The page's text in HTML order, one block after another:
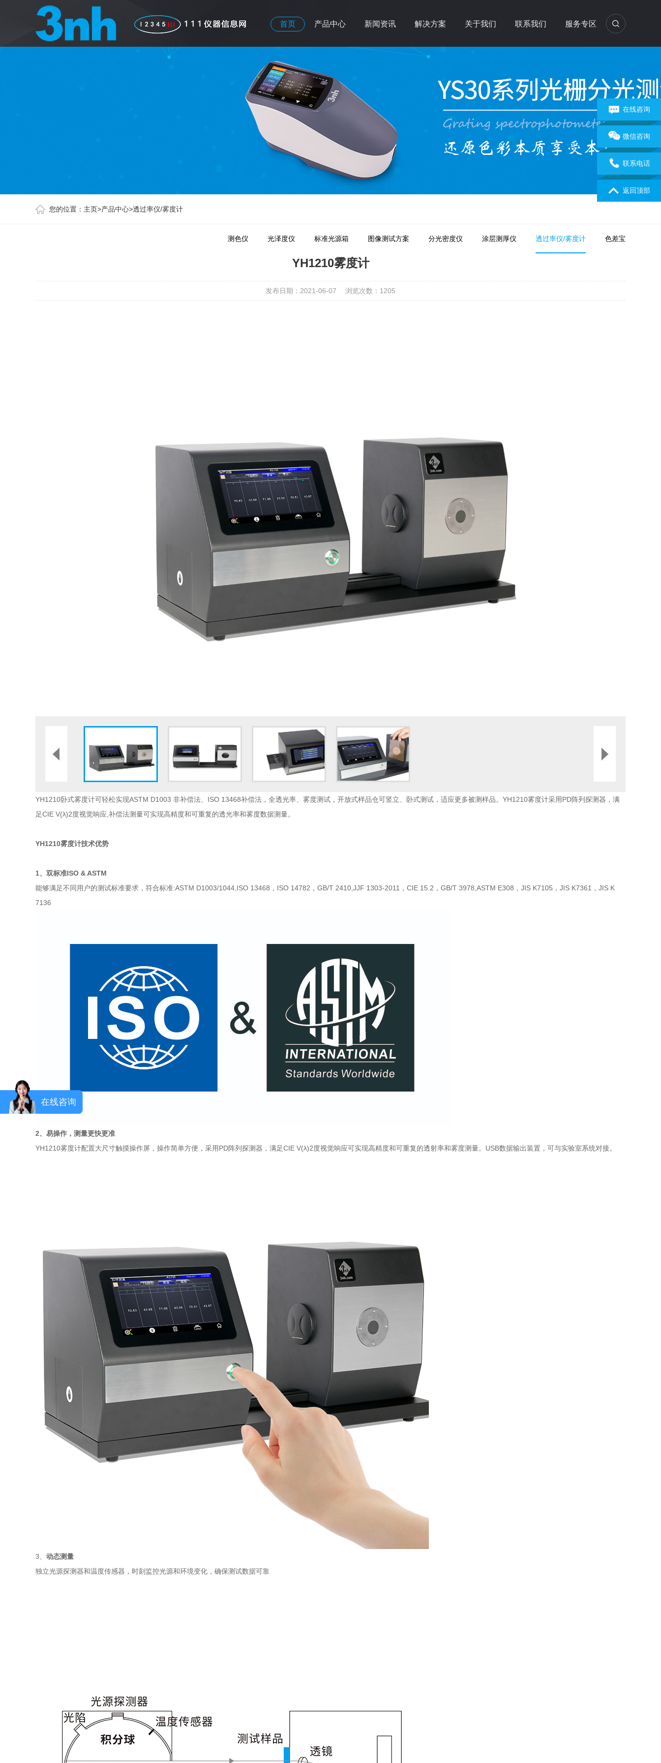
首页 产品中心 新闻资讯 解决方案 关于我们 联系我们 服务专区
您的位置： 主页>产品中心>透过率仪/雾度计
测色仪 光泽度仪 标准光源箱 图像测试方案 分光密度仪 涂层测厚仪 透过率仪/雾度计 色差宝
YH1210雾度计
发布日期：2021-06-07 浏览次数： 1205
YH1210卧式雾度计可轻松实现ASTM D1003 非补偿法、ISO 13468补偿法，全透光率、雾度测试，开放式样品仓可竖立、卧式测试，适应更多被测样品。YH1210雾度计采用PD阵列探测器，满
足CIE V(λ)2度视觉响应,补偿法测量可实现高精度和可重复的透光率和雾度数据测量。
YH1210雾度计技术优势
1、双标准ISO & ASTM
能够满足不同用户的测试标准要求，符合标准:ASTM D1003/1044,ISO 13468，ISO 14782，GB/T 2410,JJF 1303-2011，CIE 15.2，GB/T 3978,ASTM E308，JIS K7105，JIS K7361，JIS K
7136
2、 易操作 ， 测量更快更准
YH1210雾度计配置大尺寸触摸操作屏，操作简单方便，采用PD阵列探测器，满足CIE V(λ)2度视觉响应可实现高精度和可重复的透射率和雾度测量。USB数据输出装置，可与实验室系统对接。
3、 动态测量
独立光源探测器和温度传感器，时刻监控光源和环境变化，确保测试数据可靠
在线咨询
微信咨询
联系电话
返回顶部
在线咨询